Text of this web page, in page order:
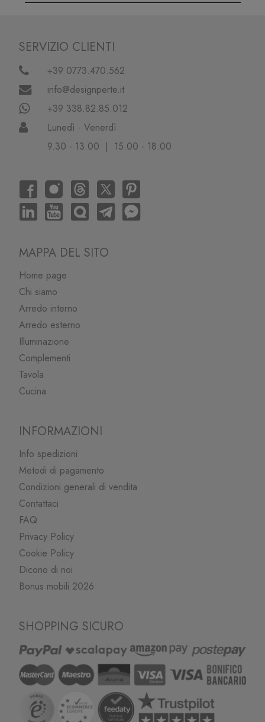
SERVIZIO CLIENTI
+39 0773.470.562
info@designperte.it
+39 338.82.85.012
Lunedì - Venerdì
9.30 - 13.00 | 15.00 - 18.00
MAPPA DEL SITO
Home page
Chi siamo
Arredo interno
Arredo esterno
Illuminazione
Complementi
Tavola
Cucina
INFORMAZIONI
Info spedizioni
Metodi di pagamento
Condizioni generali di vendita
Contattaci
FAQ
Privacy Policy
Cookie Policy
Dicono di noi
Bonus mobili 2026
SHOPPING SICURO